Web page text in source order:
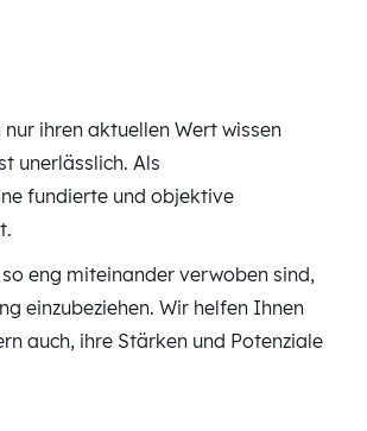
ihren aktuellen Wert wissen
unerlässlich. Als
fundierte und objektive
eng miteinander verwoben sind,
einzubeziehen. Wir helfen Ihnen
auch, ihre Stärken und Potenziale